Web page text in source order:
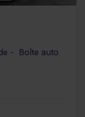
- Boîte auto